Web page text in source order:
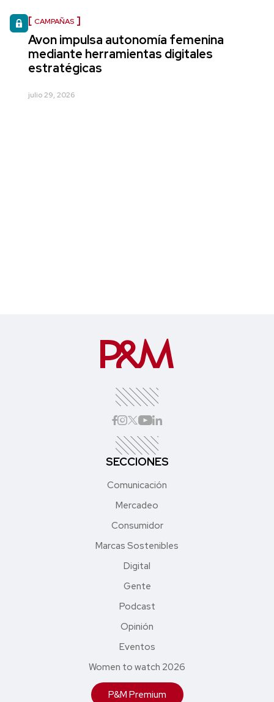
CAMPAÑAS
Avon impulsa autonomía femenina
mediante herramientas digitales
estratégicas
julio 29, 2026
SECCIONES
Comunicación
Mercadeo
Consumidor
Marcas Sostenibles
Digital
Gente
Podcast
Opinión
Eventos
Women to watch 2026
P&M Premium